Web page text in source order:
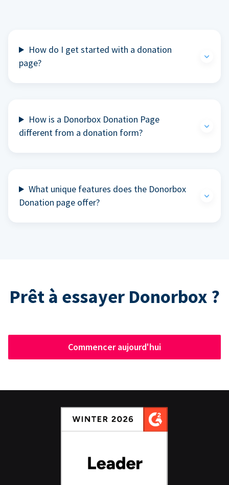
How do I get started with a donation
page?
How is a Donorbox Donation Page
different from a donation form?
What unique features does the Donorbox
Donation page offer?
Prêt à essayer Donorbox ?
Commencer aujourd'hui